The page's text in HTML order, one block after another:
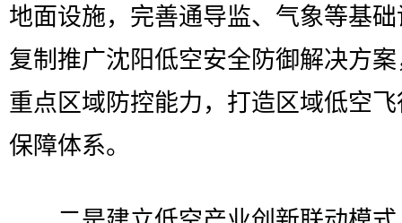
地面设施，完善通导监、气象等基
复制推广沈阳低空安全防御解决方
重点区域防控能力，打造区域低空
保障体系。